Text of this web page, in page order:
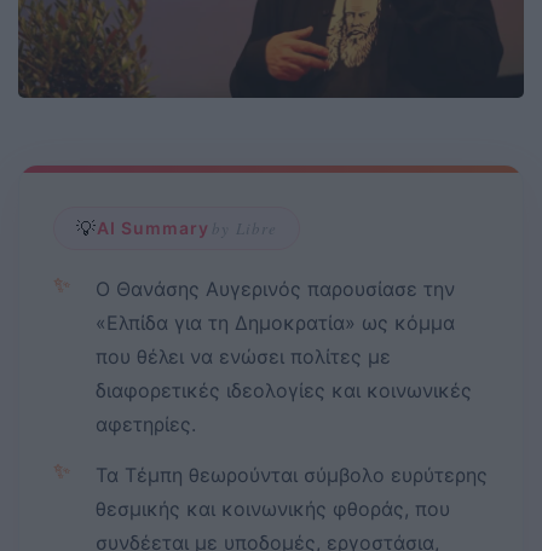
💡AI Summary by Libre
✨
Ο Θανάσης Αυγερινός παρουσίασε την
«Ελπίδα για τη Δημοκρατία» ως κόμμα
που θέλει να ενώσει πολίτες με
διαφορετικές ιδεολογίες και κοινωνικές
αφετηρίες.
✨
Τα Τέμπη θεωρούνται σύμβολο ευρύτερης
θεσμικής και κοινωνικής φθοράς, που
συνδέεται με υποδομές, εργοστάσια,